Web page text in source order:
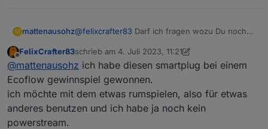
/app/<userid>/HW52ZDH4SF5J6396/thing/pro
perty/get:
Das war bis jetzt immer derselbe datensatz
Das wird beim ein und ausschalten von der App
auf
/app/<userid>/HW52ZDH4SF5J6396/thing/pro
perty/set gepublished:
AUS:
AN:
M mattenausohz@felixcrafter83 Darf ich fragen wozu Du noch
Last live nutzen kannst?
Offline
FelixCrafter83schrieb am 4. Juli 2023, 11:21
zuletzt editiert von FelixCrafter83
@mattenausohz ich habe diesen smartplug bei einem
Ecoflow gewinnspiel gewonnen.
ich möchte mit dem etwas rumspielen, also für etwas
anderes benutzen und ich habe ja noch kein
powerstream.